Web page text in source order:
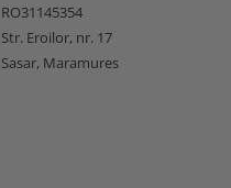
RO31145354
Str. Eroilor, nr. 17
Sasar, Maramures